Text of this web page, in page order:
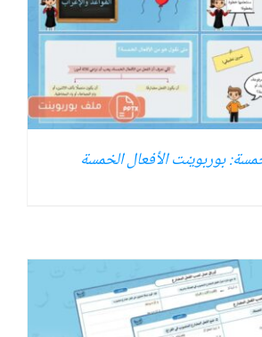
بوربوينت الأفعال الخمسة